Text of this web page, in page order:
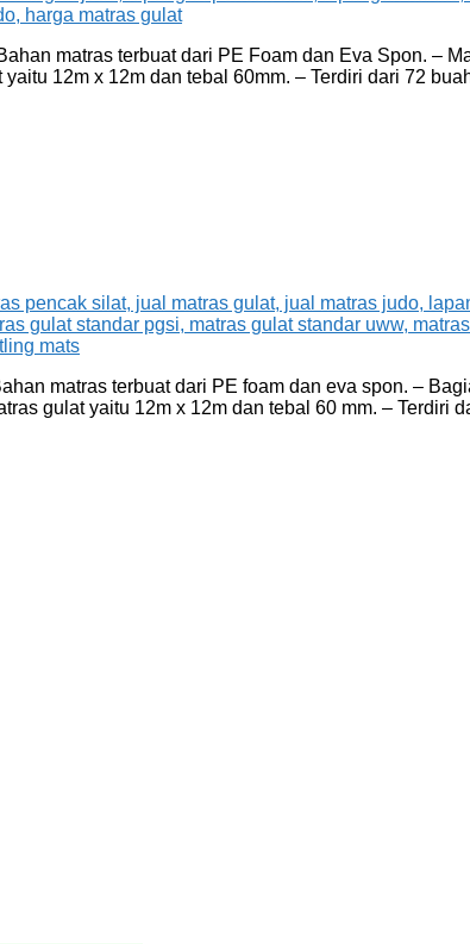
matras terbuat dari PE Foam dan Eva Spon. –
12m x 12m dan tebal 60mm. – Terdiri dari 72
matras terbuat dari PE foam dan eva spon. –
gulat yaitu 12m x 12m dan tebal 60 mm. – Terdiri